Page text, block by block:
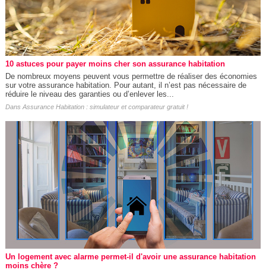
10 astuces pour payer moins cher son assurance habitation
De nombreux moyens peuvent vous permettre de réaliser des économies
sur votre assurance habitation. Pour autant, il n’est pas nécessaire de
réduire le niveau des garanties ou d’enlever les...
Dans Assurance Habitation : simulateur et comparateur gratuit !
Un logement avec alarme permet-il d'avoir une assurance habitation
moins chère ?